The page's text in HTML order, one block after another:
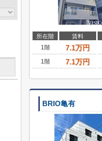
所在階 賃料
1階
7.1万円
1階
7.1万円
BRIO亀有